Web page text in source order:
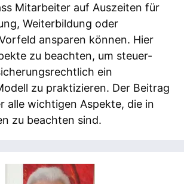
Mitarbeiter auf Auszeiten für
Weiterbildung oder
ansparen können. Hier
zu beachten, um steuer-
ein
zu praktizieren. Der Beitrag
alle wichtigen Aspekte, die in
zu beachten sind.